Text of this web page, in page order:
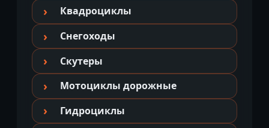
Квадроциклы
Снегоходы
Скутеры
Мотоциклы дорожные
Гидроциклы